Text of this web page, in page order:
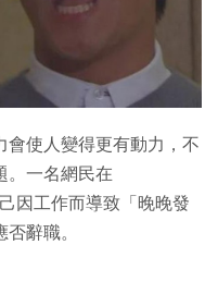
會使人變得更有動力，不
。一名網民在
因工作而導致「晚晚發
辭職。